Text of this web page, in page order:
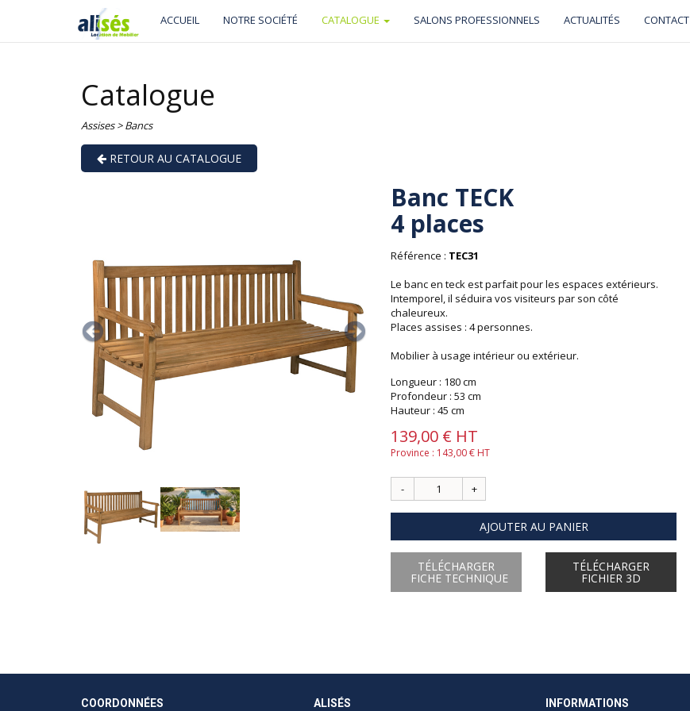
ACCUEIL NOTRE SOCIÉTÉ CATALOGUE SALONS PROFESSIONNELS ACTUALITÉS CONTACT
Catalogue
Assises>Bancs
RETOUR AU CATALOGUE
Banc TECK
4 places
Référence : TEC31
Le banc en teck est parfait pour les espaces extérieurs.
Intemporel, il séduira vos visiteurs par son côté
chaleureux.
Places assises : 4 personnes.
Mobilier à usage intérieur ou extérieur.
Longueur : 180 cm
Profondeur : 53 cm
Hauteur : 45 cm
139,00 € HT
Province : 143,00 € HT
AJOUTER AU PANIER
TÉLÉCHARGER
FICHE TECHNIQUE
TÉLÉCHARGER
FICHIER 3D
COORDONNÉES ALISÉS INFORMATIONS